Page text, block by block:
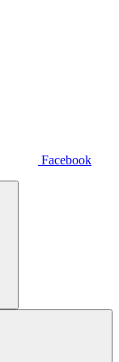
Facebook